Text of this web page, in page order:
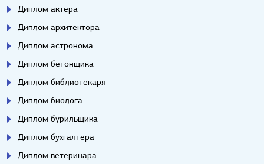
Диплом актера
Диплом архитектора
Диплом астронома
Диплом бетонщика
Диплом библиотекаря
Диплом биолога
Диплом бурильщика
Диплом бухгалтера
Диплом ветеринара